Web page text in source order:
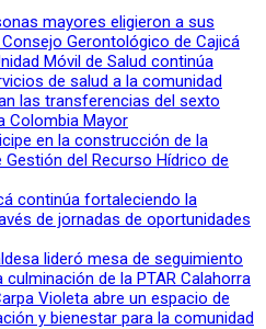
mayores eligieron a sus
Gerontológico de Cajicá
Móvil de Salud continúa
de salud a la comunidad
las transferencias del sexto
Colombia Mayor
en la construcción de la
Gestión del Recurso Hídrico de
continúa fortaleciendo la
de jornadas de oportunidades
lideró mesa de seguimiento
culminación de la PTAR Calahorra
Violeta abre un espacio de
y bienestar para la comunidad